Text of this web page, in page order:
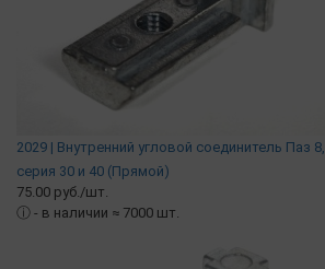
2029 | Внутренний угловой соединитель Паз 8,
серия 30 и 40 (Прямой)
75.00 руб./шт.
ⓘ - в наличии ≈ 7000 шт.